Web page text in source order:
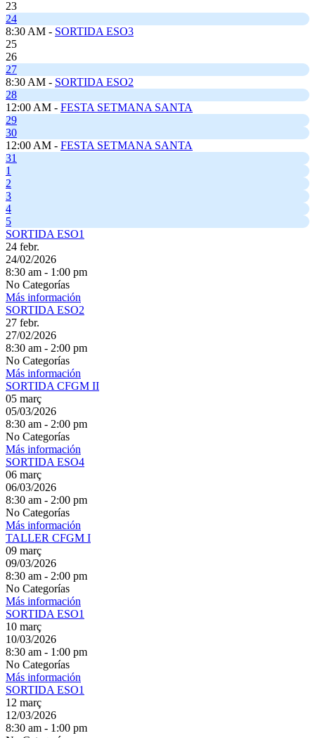
23
24
8:30 AM - SORTIDA ESO3
25
26
27
8:30 AM - SORTIDA ESO2
28
12:00 AM - FESTA SETMANA SANTA
29
30
12:00 AM - FESTA SETMANA SANTA
31
1
2
3
4
5
SORTIDA ESO1
24 febr.
24/02/2026
8:30 am - 1:00 pm
No Categorías
Más información
SORTIDA ESO2
27 febr.
27/02/2026
8:30 am - 2:00 pm
No Categorías
Más información
SORTIDA CFGM II
05 març
05/03/2026
8:30 am - 2:00 pm
No Categorías
Más información
SORTIDA ESO4
06 març
06/03/2026
8:30 am - 2:00 pm
No Categorías
Más información
TALLER CFGM I
09 març
09/03/2026
8:30 am - 2:00 pm
No Categorías
Más información
SORTIDA ESO1
10 març
10/03/2026
8:30 am - 1:00 pm
No Categorías
Más información
SORTIDA ESO1
12 març
12/03/2026
8:30 am - 1:00 pm